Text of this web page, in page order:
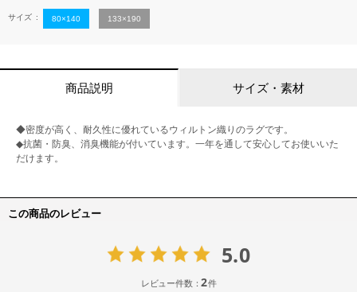
サイズ 80×140 133×190
商品説明 サイズ・素材
◆密度が高く、耐久性に優れているウィルトン織りのラグです。
◆抗菌・防臭、消臭機能が付いています。一年を通して安心してお使いいた
だけます。
この商品のレビュー
5.0
レビュー件数：2件